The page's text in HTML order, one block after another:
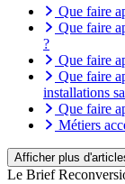
Que faire
Que faire
?
Que faire
Que faire
installations
Que faire
Métiers
Métiers
Métiers
Afficher plus
Le Brief